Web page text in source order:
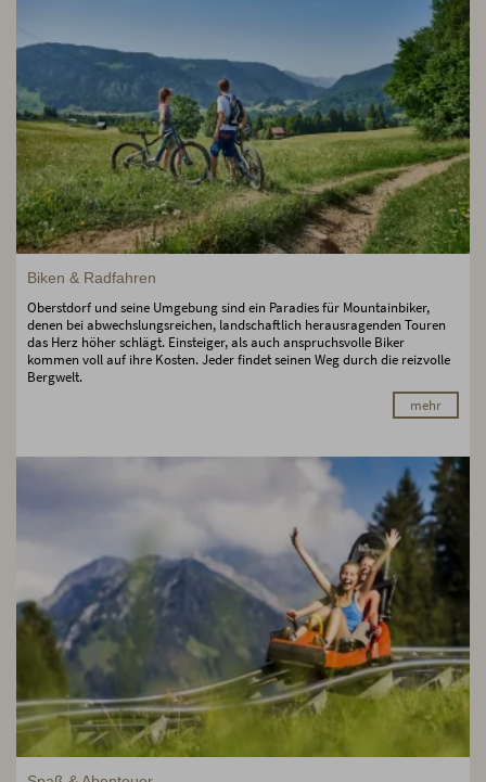
Biken & Radfahren
Oberstdorf und seine Umgebung sind ein Paradies für Mountainbiker,
denen bei abwechslungsreichen, landschaftlich herausragenden Touren
das Herz höher schlägt. Einsteiger, als auch anspruchsvolle Biker
kommen voll auf ihre Kosten. Jeder findet seinen Weg durch die reizvolle
Bergwelt.
mehr